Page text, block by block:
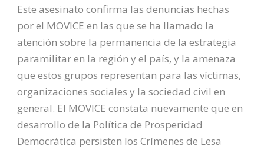
Este asesinato confirma las denuncias hechas
por el MOVICE en las que se ha llamado la
atención sobre la permanencia de la estrategia
paramilitar en la región y el país, y la amenaza
que estos grupos representan para las víctimas,
organizaciones sociales y la sociedad civil en
general. El MOVICE constata nuevamente que en
desarrollo de la Política de Prosperidad
Democrática persisten los Crímenes de Lesa